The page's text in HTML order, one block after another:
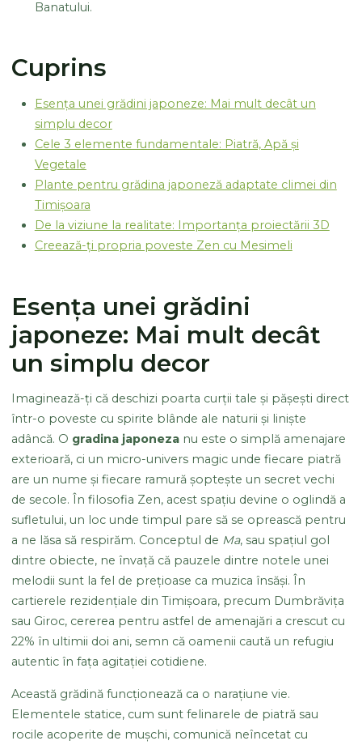
Banatului.
Cuprins
Esența unei grădini japoneze: Mai mult decât un
simplu decor
Cele 3 elemente fundamentale: Piatră, Apă și
Vegetale
Plante pentru grădina japoneză adaptate climei din
Timișoara
De la viziune la realitate: Importanța proiectării 3D
Creează-ți propria poveste Zen cu Mesimeli
Esența unei grădini
japoneze: Mai mult decât
un simplu decor
Imaginează-ți că deschizi poarta curții tale și pășești direct
într-o poveste cu spirite blânde ale naturii și liniște
adâncă. O gradina japoneza nu este o simplă amenajare
exterioară, ci un micro-univers magic unde fiecare piatră
are un nume și fiecare ramură șoptește un secret vechi
de secole. În filosofia Zen, acest spațiu devine o oglindă a
sufletului, un loc unde timpul pare să se oprească pentru
a ne lăsa să respirăm. Conceptul de Ma, sau spațiul gol
dintre obiecte, ne învață că pauzele dintre notele unei
melodii sunt la fel de prețioase ca muzica însăși. În
cartierele rezidențiale din Timișoara, precum Dumbrăvița
sau Giroc, cererea pentru astfel de amenajări a crescut cu
22% în ultimii doi ani, semn că oamenii caută un refugiu
autentic în fața agitației cotidiene.
Această grădină funcționează ca o narațiune vie.
Elementele statice, cum sunt felinarele de piatră sau
rocile acoperite de mușchi, comunică neîncetat cu